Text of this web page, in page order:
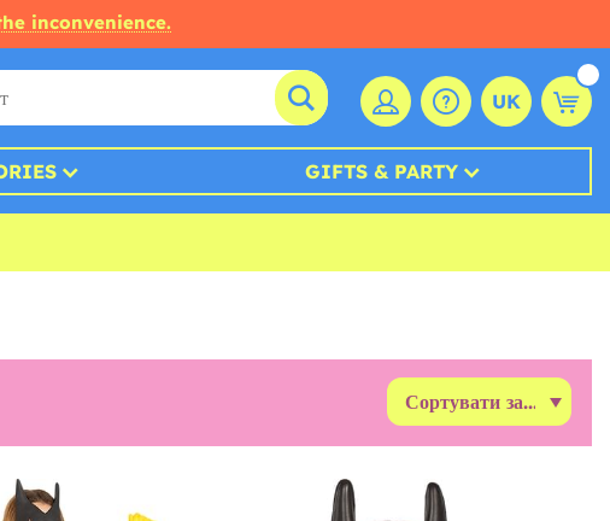
inconvenience.
UK
GIFTS & PARTY